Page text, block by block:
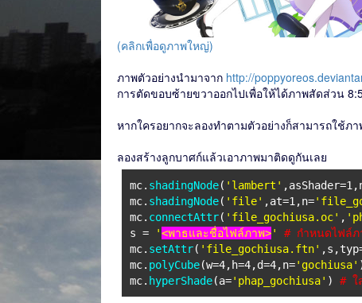
(คลิกเพื่อดูภาพใหญ่)
ภาพตัวอย่างนำมาจาก http://
การตัดขอบซ้ายขวาออกไปเพื่อให้ได้ภาพสัดส่วน
หากใครอยากจะลองทำตามตัวอย่างก็สามารถใช้ภ
ลองสร้างลูกบาศก์แล้วเอาภาพมาติดดูกันเลย
mc. shadingNode( 'lambert'
mc. shadingNode( 'file' ,at=1,n=
mc. connectAttr( 'file_gochiusa.oc' ,
s =
'<พาธและชื่อไฟล์ภาพ>'
# กำหนดไฟล์ภ
mc. setAttr( 'file_gochiusa.ftn'
mc. polyCube(w=4,h=4,d=4,n='gochiusa'
mc. hyperShade(a='phap_gochiusa' ) # ใ